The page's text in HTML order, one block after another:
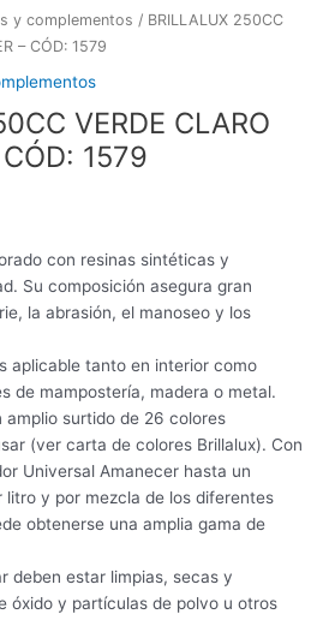
y complementos / BRILLALUX 250CC
– CÓD: 1579
VERDE CLARO
1579
con resinas sintéticas y
Su composición asegura gran
la abrasión, el manoseo y los
aplicable tanto en interior como
de mampostería, madera o metal.
amplio surtido de 26 colores
(ver carta de colores Brillalux). Con
Universal Amanecer hasta un
litro y por mezcla de los diferentes
obtenerse una amplia gama de
deben estar limpias, secas y
óxido y partículas de polvo u otros